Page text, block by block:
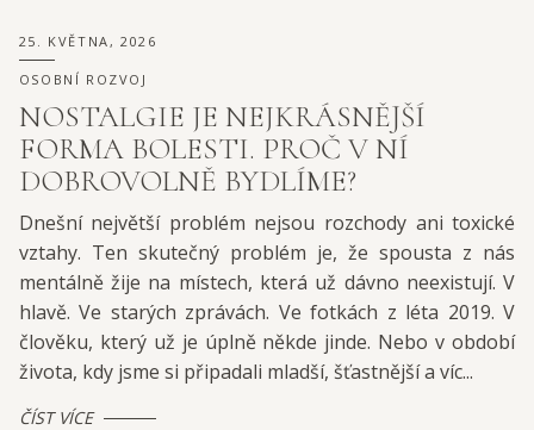
25. KVĚTNA, 2026
OSOBNÍ ROZVOJ
NOSTALGIE JE NEJKRÁSNĚJŠÍ
FORMA BOLESTI. PROČ V NÍ
DOBROVOLNĚ BYDLÍME?
Dnešní největší problém nejsou rozchody ani toxické
vztahy. Ten skutečný problém je, že spousta z nás
mentálně žije na místech, která už dávno neexistují. V
hlavě. Ve starých zprávách. Ve fotkách z léta 2019. V
člověku, který už je úplně někde jinde. Nebo v období
života, kdy jsme si připadali mladší, šťastnější a víc...
ČÍST VÍCE